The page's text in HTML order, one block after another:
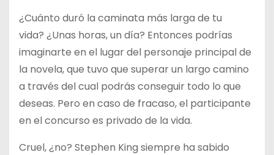
¿Cuánto duró la caminata más larga de tu
vida? ¿Unas horas, un día? Entonces podrías
imaginarte en el lugar del personaje principal de
la novela, que tuvo que superar un largo camino
a través del cual podrás conseguir todo lo que
deseas. Pero en caso de fracaso, el participante
en el concurso es privado de la vida.
Cruel, ¿no? Stephen King siempre ha sabido